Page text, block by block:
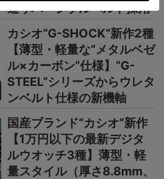
造リバーシブルベルト採用
カシオ“G-SHOCK”新作2種
【薄型・軽量な“メタルベゼ
ル×カーボン”仕様】“G-
STEEL”シリーズからウレタ
ンベルト仕様の新機軸
国産ブランド“カシオ”新作
【1万円以下の最新デジタ
ルウオッチ3種】薄型・軽
量スタイル（厚さ8.8mm、